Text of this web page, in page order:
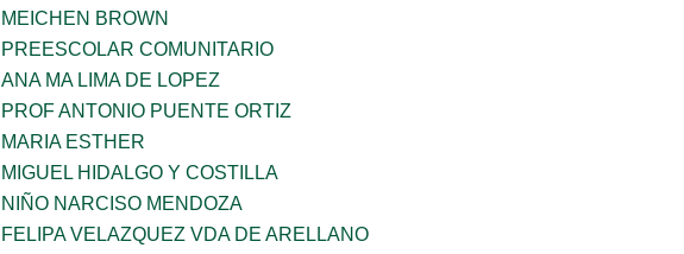
MEICHEN BROWN
PREESCOLAR COMUNITARIO
ANA MA LIMA DE LOPEZ
PROF ANTONIO PUENTE ORTIZ
MARIA ESTHER
MIGUEL HIDALGO Y COSTILLA
NIÑO NARCISO MENDOZA
FELIPA VELAZQUEZ VDA DE ARELLANO